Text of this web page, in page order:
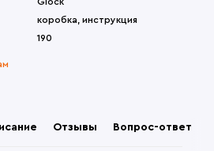
коробка, инструкция
190
Отзывы Вопрос-ответ